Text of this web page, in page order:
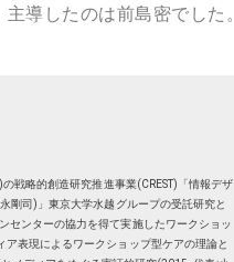
導したのは前島密でした。
戦略的創造研究推進事業(CREST)「情報デザ
剛司)」東京大学水越グループの受託研究と
センターの協力を得て実施したワークショッ
表現によるワークショップ型ケアの理論と